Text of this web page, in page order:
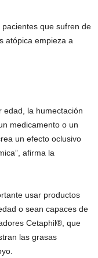
que sufren de
atópica empieza a
edad, la humectación
medicamento o un
un efecto oclusivo
afirma la
usar productos
o sean capaces de
Cetaphil®, que
las grasas